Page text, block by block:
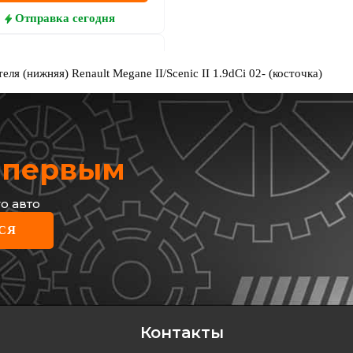
Отправка сегодня
двигателя Megane
II (зад.)
(нижняя) Renault Megane II/Scenic II 1.9dCi 02- (косточка)
авто
Контакты